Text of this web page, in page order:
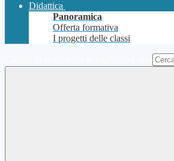
Didattica
Panoramica
Offerta formativa
I progetti delle classi